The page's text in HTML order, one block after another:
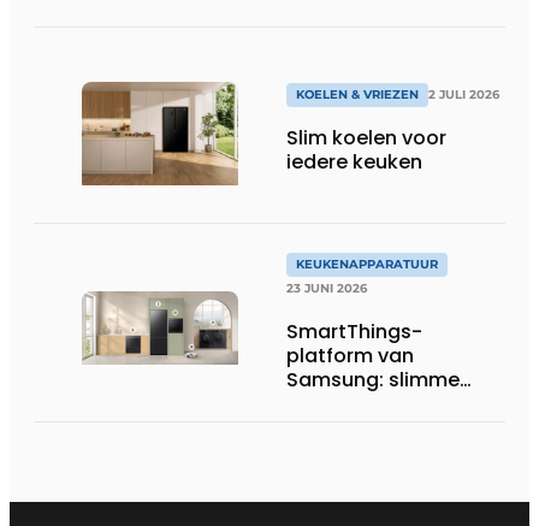
KOELEN & VRIEZEN 2 JULI 2026
Slim koelen voor
iedere keuken
KEUKENAPPARATUUR
23 JUNI 2026
SmartThings-
platform van
Samsung: slimme